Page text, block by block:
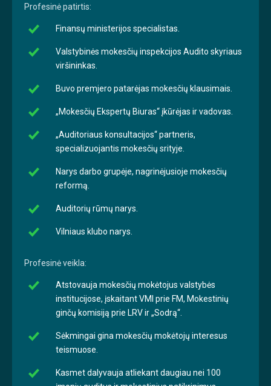
Profesinė patirtis:
Finansų ministerijos specialistas.
Valstybinės mokesčių inspekcijos Audito skyriaus
viršininkas.
Buvo premjero patarėjas mokesčių klausimais.
„Mokesčių Ekspertų Biuras“ įkūrėjas ir vadovas.
„Auditoriaus konsultacijos“ partneris,
specializuojantis mokesčių srityje.
Narys darbo grupėje, nagrinėjusioje mokesčių
reformą.
Auditorių rūmų narys.
Vilniaus klubo narys.
Profesinė veikla:
Atstovauja mokesčių mokėtojus valstybės
institucijose, įskaitant VMI prie FM, Mokestinių
ginčų komisiją prie LRV ir „Sodrą“.
Sėkmingai gina mokesčių mokėtojų interesus
teismuose.
Kasmet dalyvauja atliekant daugiau nei 100